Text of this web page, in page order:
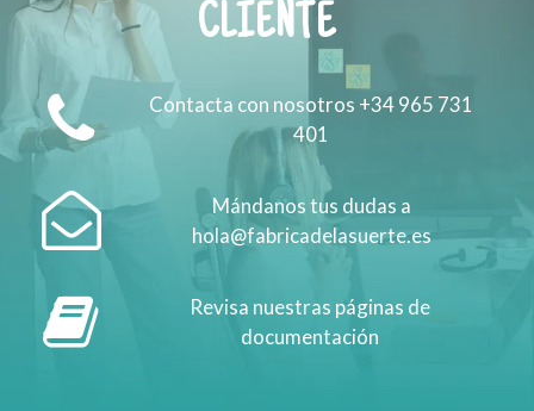
CLIENTE
Contacta con nosotros +34 965 731
401
Mándanos tus dudas a
hola@fabricadelasuerte.es
Revisa nuestras páginas de
documentación